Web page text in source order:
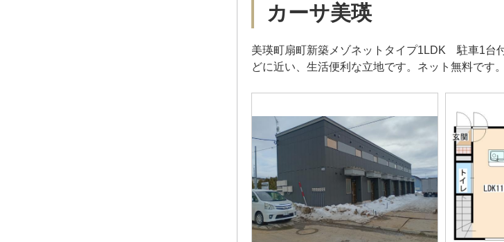
カーサ美瑛
美瑛町扇町新築メゾネットタイプ1LDK 駐車1
どに近い、生活便利な立地です。ネット無料です。